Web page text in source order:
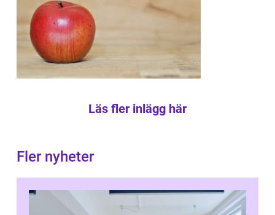
Läs fler inlägg här
Fler nyheter